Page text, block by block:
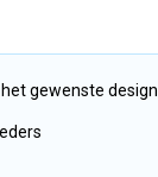
gewenste design